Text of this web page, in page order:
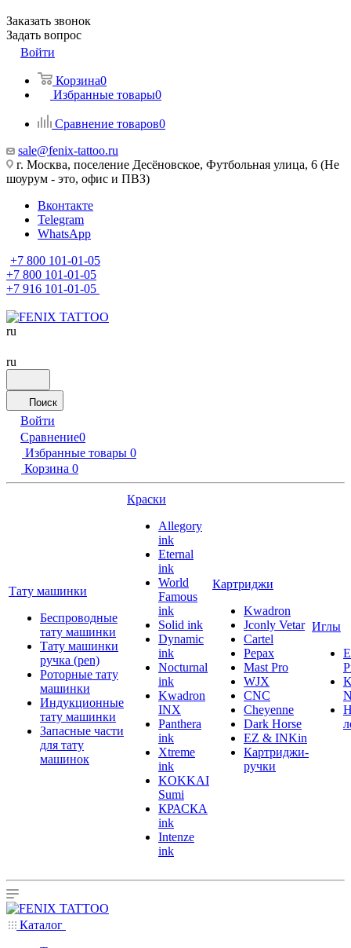
Заказать звонок
Задать вопрос
Войти
Корзина0
Избранные товары0
Сравнение товаров0
sale@fenix-tattoo.ru
г. Москва, поселение Десёновское, Футбольная улица, 6 (Не
шоурум - это, офис и ПВЗ)
Вконтакте
Telegram
WhatsApp
+7 800 101-01-05
+7 800 101-01-05
+7 916 101-01-05
ru
ru
Поиск
Войти
Сравнение0
Избранные товары 0
Корзина 0
Тату машинки
Беспроводные
тату машинки
Тату машинки
ручка (pen)
Роторные тату
машинки
Индукционные
тату машинки
Запасные части
для тату
машинок
Краски
Allegory
ink
Eternal
ink
World
Famous
ink
Solid ink
Dynamic
ink
Nocturnal
ink
Kwadron
INX
Panthera
ink
Xtreme
ink
KOKKAI
Sumi
КРАСКА
ink
Intenze
ink
Картриджи
Kwadron
Jconly Vetar
Cartel
Pepax
Mast Pro
WJX
CNC
Cheyenne
Dark Horse
EZ & INKin
Картриджи-
ручки
Иглы
Каталог